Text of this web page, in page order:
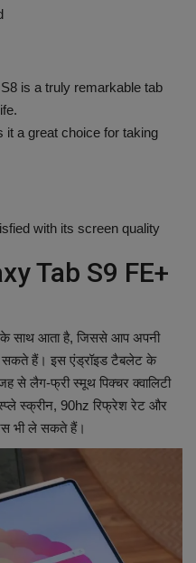
is a truly remarkable tab
a great choice for taking
with its screen quality
Tab S9 FE+
के साथ आता है, जिससे आप अपनी
सकते हैं। इस एंड्रॉइड टैबलेट के
से लैग-फ्री स्मूथ पिक्चर क्वालिटी
स्क्रीन, 90hz रिफ्रेश रेट और
भी ले सकते हैं।